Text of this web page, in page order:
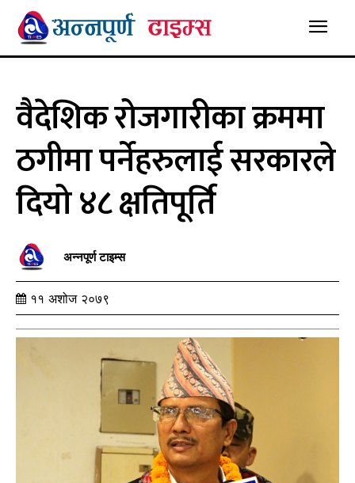
वैदेशिक रोजगारीका क्रममा
ठगीमा पर्नेहरुलाई सरकारले
दियो ४८ क्षतिपूर्ति
अन्नपूर्ण टाइम्स
११ अशोज २०७९